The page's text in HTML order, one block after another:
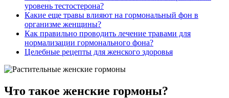
уровень тестостерона?
Какие еще травы влияют на гормональный фон в
организме женщины?
Как правильно проводить лечение травами для
нормализации гормонального фона?
Целебные рецепты для женского здоровья
Что такое женские гормоны?